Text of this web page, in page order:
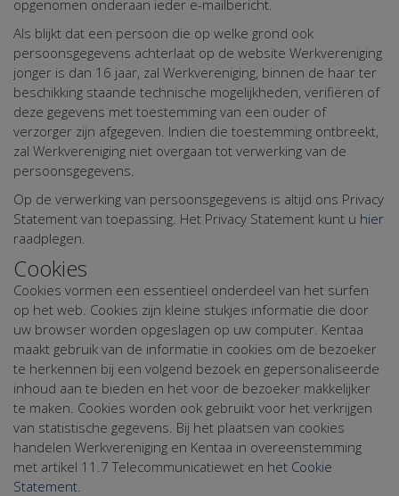
opgenomen onderaan ieder e-mailbericht.
Als blijkt dat een persoon die op welke grond ook
persoonsgegevens achterlaat op de website Werkvereniging
jonger is dan 16 jaar, zal Werkvereniging, binnen de haar ter
beschikking staande technische mogelijkheden, verifiëren of
deze gegevens met toestemming van een ouder of
verzorger zijn afgegeven. Indien die toestemming ontbreekt,
zal Werkvereniging niet overgaan tot verwerking van de
persoonsgegevens.
Op de verwerking van persoonsgegevens is altijd ons Privacy
Statement van toepassing. Het Privacy Statement kunt u hier
raadplegen.
Cookies
Cookies vormen een essentieel onderdeel van het surfen
op het web. Cookies zijn kleine stukjes informatie die door
uw browser worden opgeslagen op uw computer. Kentaa
maakt gebruik van de informatie in cookies om de bezoeker
te herkennen bij een volgend bezoek en gepersonaliseerde
inhoud aan te bieden en het voor de bezoeker makkelijker
te maken. Cookies worden ook gebruikt voor het verkrijgen
van statistische gegevens. Bij het plaatsen van cookies
handelen Werkvereniging en Kentaa in overeenstemming
met artikel 11.7 Telecommunicatiewet en het Cookie
Statement